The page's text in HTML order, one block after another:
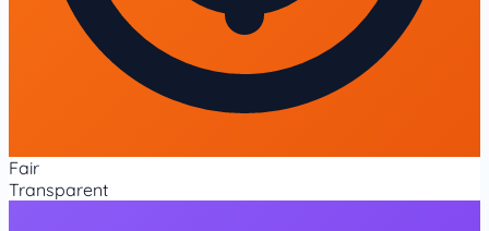
Fair
Transparent